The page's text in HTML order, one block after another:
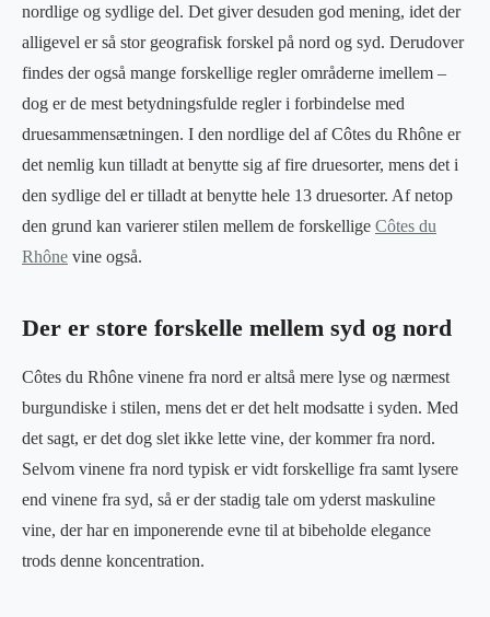
nordlige og sydlige del. Det giver desuden god mening, idet der
alligevel er så stor geografisk forskel på nord og syd. Derudover
findes der også mange forskellige regler områderne imellem –
dog er de mest betydningsfulde regler i forbindelse med
druesammensætningen. I den nordlige del af Côtes du Rhône er
det nemlig kun tilladt at benytte sig af fire druesorter, mens det i
den sydlige del er tilladt at benytte hele 13 druesorter. Af netop
den grund kan varierer stilen mellem de forskellige Côtes du
Rhône vine også.
Der er store forskelle mellem syd og nord
Côtes du Rhône vinene fra nord er altså mere lyse og nærmest
burgundiske i stilen, mens det er det helt modsatte i syden. Med
det sagt, er det dog slet ikke lette vine, der kommer fra nord.
Selvom vinene fra nord typisk er vidt forskellige fra samt lysere
end vinene fra syd, så er der stadig tale om yderst maskuline
vine, der har en imponerende evne til at bibeholde elegance
trods denne koncentration.